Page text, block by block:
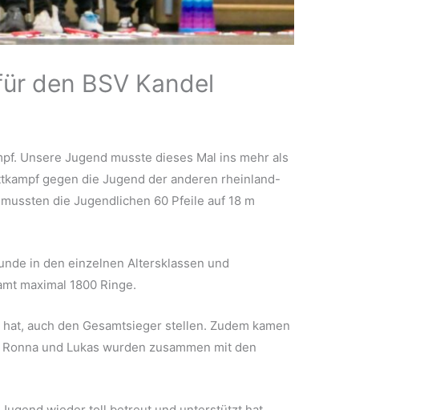
den BSV Kandel
Unsere Jugend musste dieses Mal ins mehr als
gegen die Jugend der anderen rheinland-
die Jugendlichen 60 Pfeile auf 18 m
in den einzelnen Altersklassen und
maximal 1800 Ringe.
auch den Gesamtsieger stellen. Zudem kamen
und Lukas wurden zusammen mit den